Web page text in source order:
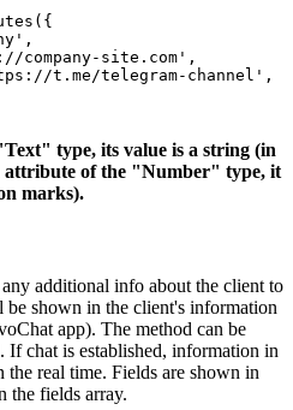
company-site.com',
t.me/telegram-channel',
type, its value is a string (in
attribute of the "Number" type, it
marks).
additional info about the client to
shown in the client's information
app). The method can be
If chat is established, information in
real time. Fields are shown in
the fields array.